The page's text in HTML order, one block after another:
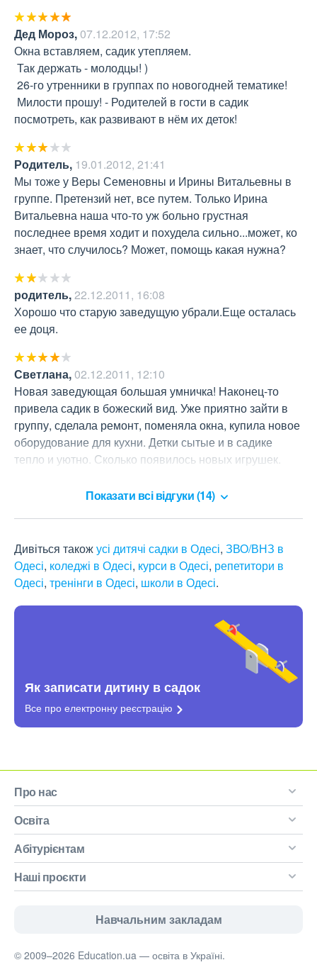
Дед Мороз,07.12.2012, 17:52
Окна вставляем, садик утепляем.
посмотреть, как развивают в нём их деток!
Родитель, 19.01.2012, 21:41
Мы тоже у Веры Семеновны и Ирины Витальевны в
группе. Претензий нет, все путем. Только Ирина
Витальевна наша что-то уж больно грустная
последнее время ходит и похудела сильно...может, ко
знает, что случилось? Может, помощь какая нужна?
родитель,22.12.2011, 16:08
Хорошо что старую заведущую убрали.Еще осталась
ее доця.
Светлана,02.12.2011, 12:10
Новая заведующая большая умничка! Наконец-то
привела садик в божеский вид. Уже приятно зайти в
группу, сделала ремонт, поменяла окна, купила новое
оборудование для кухни. Детки сытые и в садике
тепло и уютно. Сколько появилось новых игрушек.
Показати всі відгуки (14)
Дивіться такожусі дитячі садки в Одесі, ЗВО/ВНЗ в
Одесі, коледжі в Одесі, курси в Одесі, репетитори в
Одесі, тренінги в Одесі, школи в Одесі.
Як записати дитину в садок
Все про електронну реєстрацію
Про нас
Освіта
Абітурієнтам
Наші проєкти
Навчальним закладам
© 2009–2026 Education.ua — освіта в Україні.